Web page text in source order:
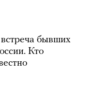
бывших
Кто